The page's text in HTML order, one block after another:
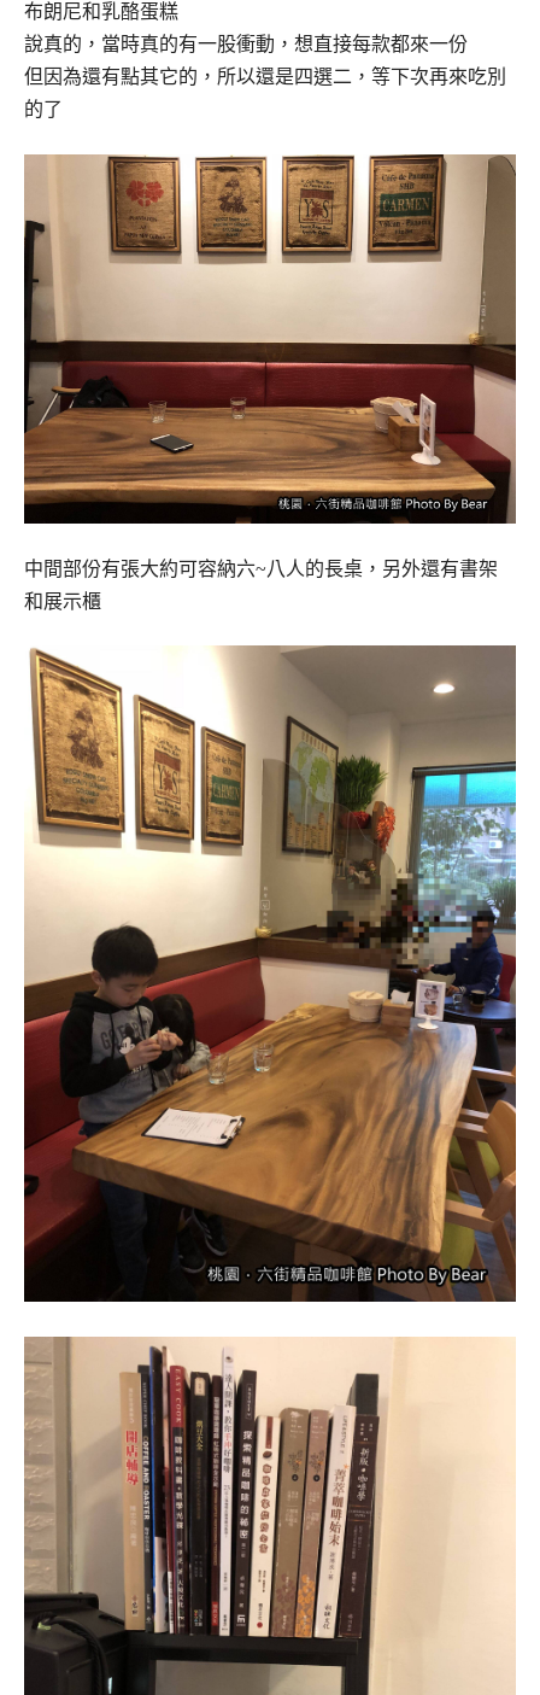
布朗尼和乳酪蛋糕
說真的，當時真的有一股衝動，想直接每款都來一份
但因為還有點其它的，所以還是四選二，等下次再來吃別
的了
中間部份有張大約可容納六~八人的長桌，另外還有書架
和展示櫃